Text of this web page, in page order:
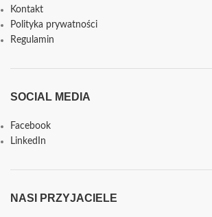
Kontakt
Polityka prywatności
Regulamin
SOCIAL MEDIA
Facebook
LinkedIn
NASI PRZYJACIELE